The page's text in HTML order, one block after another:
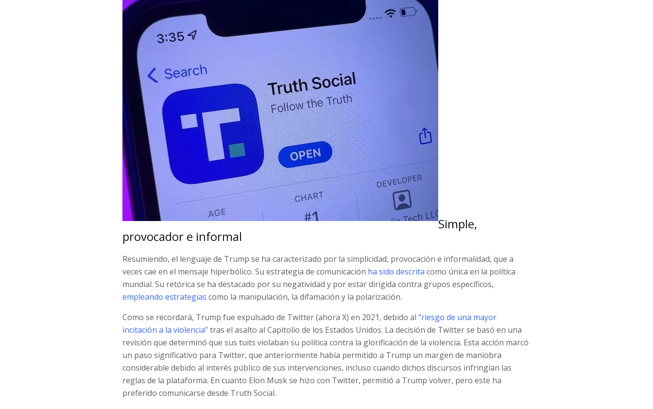
Simple,
provocador e informal
Resumiendo, el lenguaje de Trump se ha caracterizado por la simplicidad, provocación e informalidad, que a
veces cae en el mensaje hiperbólico. Su estrategia de comunicación ha sido descrita como única en la política
mundial. Su retórica se ha destacado por su negatividad y por estar dirigida contra grupos específicos,
empleando estrategias como la manipulación, la difamación y la polarización.
Como se recordará, Trump fue expulsado de Twitter (ahora X) en 2021, debido al “riesgo de una mayor
incitación a la violencia”tras el asalto al Capitolio de los Estados Unidos. La decisión de Twitter se basó en una
revisión que determinó que sus tuits violaban su política contra la glorificación de la violencia. Esta acción marcó
un paso significativo para Twitter, que anteriormente había permitido a Trump un margen de maniobra
considerable debido al interés público de sus intervenciones, incluso cuando dichos discursos infringían las
reglas de la plataforma. En cuanto Elon Musk se hizo con Twitter, permitió a Trump volver, pero este ha
preferido comunicarse desde Truth Social.